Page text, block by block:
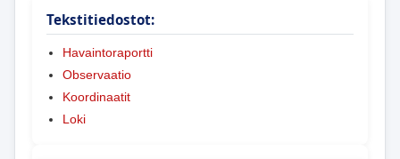
Tekstitiedostot:
Havaintoraportti
Observaatio
Koordinaatit
Loki